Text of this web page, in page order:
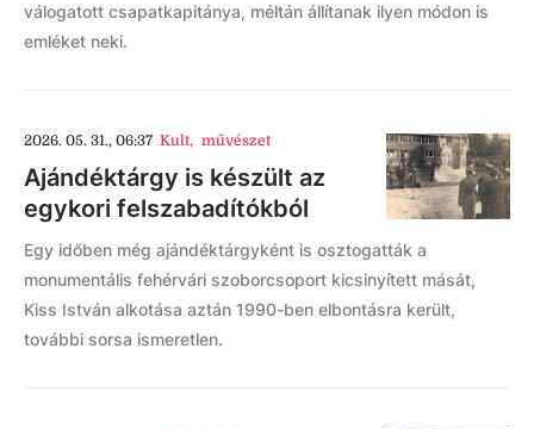
válogatott csapatkapitánya, méltán állítanak ilyen módon is
emléket neki.
2026. 05. 31., 06:37 Kult, művészet
Ajándéktárgy is készült az
egykori felszabadítókból
Egy időben még ajándéktárgyként is osztogatták a
monumentális fehérvári szoborcsoport kicsinyített mását,
Kiss István alkotása aztán 1990-ben elbontásra került,
további sorsa ismeretlen.